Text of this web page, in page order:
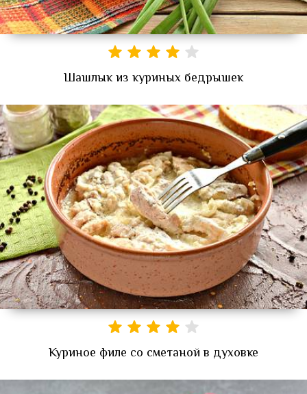
Шашлык из куриных бедрышек
Куриное филе со сметаной в духовке